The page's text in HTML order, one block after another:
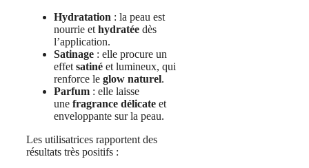
Hydratation : la peau est
nourrie et hydratée dès
l’application.
Satinage : elle procure un
effet satiné et lumineux, qui
renforce le glow naturel.
Parfum : elle laisse
une fragrance délicate et
enveloppante sur la peau.
Les utilisatrices rapportent des
résultats très positifs :